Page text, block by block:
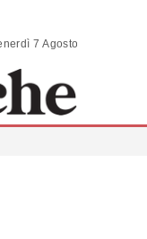
| COMMENTI | SCENARI - venerdì 7 Agosto 2026